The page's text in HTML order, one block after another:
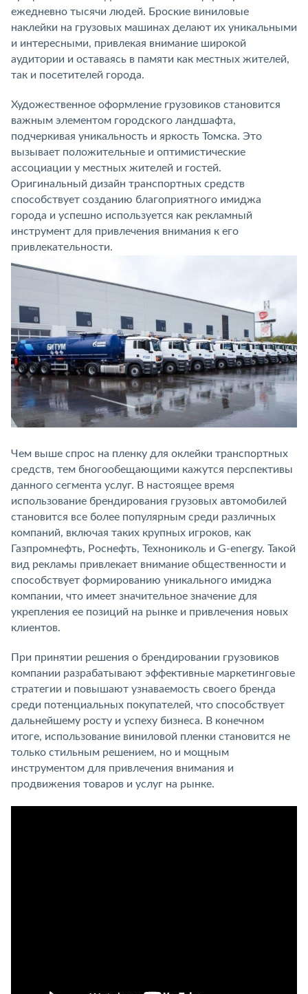
ежедневно тысячи людей. Броские виниловые
наклейки на грузовых машинах делают их уникальными
и интересными, привлекая внимание широкой
аудитории и оставаясь в памяти как местных жителей,
так и посетителей города.
Художественное оформление грузовиков становится
важным элементом городского ландшафта,
подчеркивая уникальность и яркость Томска. Это
вызывает положительные и оптимистические
ассоциации у местных жителей и гостей.
Оригинальный дизайн транспортных средств
способствует созданию благоприятного имиджа
города и успешно используется как рекламный
инструмент для привлечения внимания к его
привлекательности.
Чем выше спрос на пленку для оклейки транспортных
средств, тем бногообещающими кажутся перспективы
данного сегмента услуг. В настоящее время
использование брендирования грузовых автомобилей
становится все более популярным среди различных
компаний, включая таких крупных игроков, как
Газпромнефть, Роснефть, Технониколь и G-energy. Такой
вид рекламы привлекает внимание общественности и
способствует формированию уникального имиджа
компании, что имеет значительное значение для
укрепления ее позиций на рынке и привлечения новых
клиентов.
При принятии решения о брендировании грузовиков
компании разрабатывают эффективные маркетинговые
стратегии и повышают узнаваемость своего бренда
среди потенциальных покупателей, что способствует
дальнейшему росту и успеху бизнеса. В конечном
итоге, использование виниловой пленки становится не
только стильным решением, но и мощным
инструментом для привлечения внимания и
продвижения товаров и услуг на рынке.